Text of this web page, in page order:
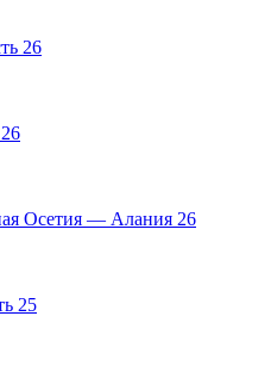
26
26
Осетия — Алания 26
25